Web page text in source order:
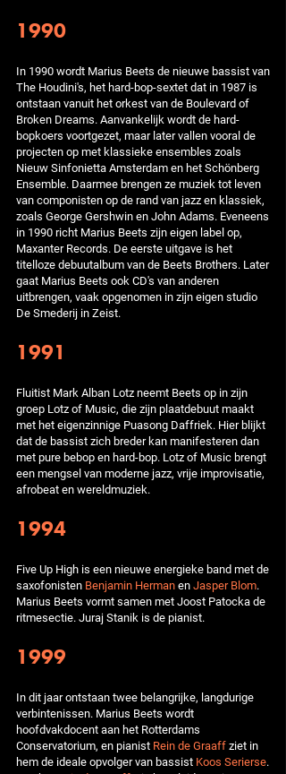
1990
In 1990 wordt Marius Beets de nieuwe bassist van
The Houdini's, het hard-bop-sextet dat in 1987 is
ontstaan vanuit het orkest van de Boulevard of
Broken Dreams. Aanvankelijk wordt de hard-
bopkoers voortgezet, maar later vallen vooral de
projecten op met klassieke ensembles zoals
Nieuw Sinfonietta Amsterdam en het Schönberg
Ensemble. Daarmee brengen ze muziek tot leven
van componisten op de rand van jazz en klassiek,
zoals George Gershwin en John Adams. Eveneens
in 1990 richt Marius Beets zijn eigen label op,
Maxanter Records. De eerste uitgave is het
titelloze debuutalbum van de Beets Brothers. Later
gaat Marius Beets ook CD's van anderen
uitbrengen, vaak opgenomen in zijn eigen studio
De Smederij in Zeist.
1991
Fluitist Mark Alban Lotz neemt Beets op in zijn
groep Lotz of Music, die zijn plaatdebuut maakt
met het eigenzinnige Puasong Daffriek. Hier blijkt
dat de bassist zich breder kan manifesteren dan
met pure bebop en hard-bop. Lotz of Music brengt
een mengsel van moderne jazz, vrije improvisatie,
afrobeat en wereldmuziek.
1994
Five Up High is een nieuwe energieke band met de
saxofonisten Benjamin HermanenJasper Blom.
Marius Beets vormt samen met Joost Patocka de
ritmesectie. Juraj Stanik is de pianist.
1999
In dit jaar ontstaan twee belangrijke, langdurige
verbintenissen. Marius Beets wordt
hoofdvakdocent aan het Rotterdams
Conservatorium, en pianist Rein de Graaffziet in
hem de ideale opvolger van bassist Koos Serierse.